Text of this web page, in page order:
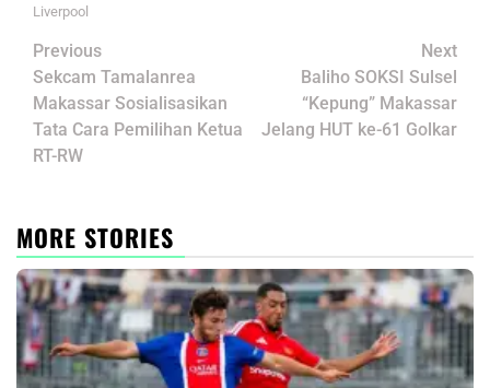
Liverpool
Post
navigation
Previous
Sekcam Tamalanrea
Makassar Sosialisasikan
Tata Cara Pemilihan Ketua
RT-RW
Next
Baliho SOKSI Sulsel
“Kepung” Makassar
Jelang HUT ke-61 Golkar
MORE STORIES